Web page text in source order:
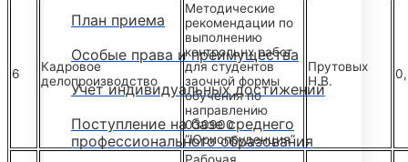
План приема
Особые права и преимущества
Учет индивидуальных достижений
Поступление на базе среднего
профессионального образования
6
Кадровое
делопроизводство
Методические
рекомендации по
выполнению
контрольнх работ
для студентов
заочной формы
обучения по
направлению
030900
“Юриспруденция”
Прутовых
Н.В.